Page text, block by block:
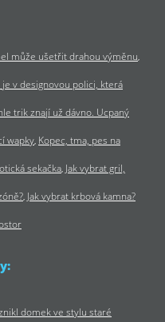
může ušetřit drahou výměnu
v designovou polici, která
trik znají už dávno. Ucpaný
wapky Kopec, tma, pes na
sekačka Jak vybrat gril,
Jak vybrat krbová kamna?
domek ve stylu staré